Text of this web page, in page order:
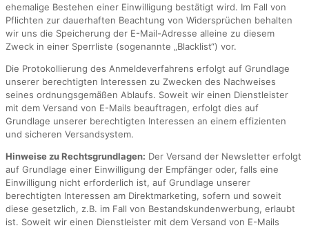
ehemalige Bestehen einer Einwilligung bestätigt wird. Im Fall von
Pflichten zur dauerhaften Beachtung von Widersprüchen behalten
wir uns die Speicherung der E-Mail-Adresse alleine zu diesem
Zweck in einer Sperrliste (sogenannte „Blacklist“) vor.
Die Protokollierung des Anmeldeverfahrens erfolgt auf Grundlage
unserer berechtigten Interessen zu Zwecken des Nachweises
seines ordnungsgemäßen Ablaufs. Soweit wir einen Dienstleister
mit dem Versand von E-Mails beauftragen, erfolgt dies auf
Grundlage unserer berechtigten Interessen an einem effizienten
und sicheren Versandsystem.
Hinweise zu Rechtsgrundlagen: Der Versand der Newsletter erfolgt
auf Grundlage einer Einwilligung der Empfänger oder, falls eine
Einwilligung nicht erforderlich ist, auf Grundlage unserer
berechtigten Interessen am Direktmarketing, sofern und soweit
diese gesetzlich, z.B. im Fall von Bestandskundenwerbung, erlaubt
ist. Soweit wir einen Dienstleister mit dem Versand von E-Mails